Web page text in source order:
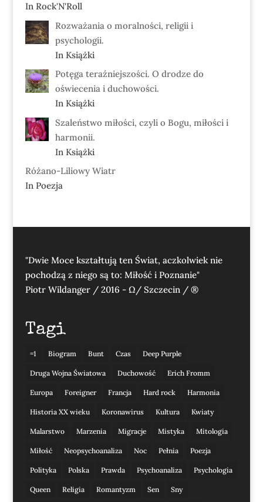
In Rock'N'Roll
Rozważania o moralności, religii i
psychologii.
In Książki
Potęga teraźniejszości. O drodze do
oświecenia i duchowości.
In Książki
Szaleństwo miłości, czyli o Bogu, miłości i
harmonii.
In Książki
Różano-Liliowy Wiatr
In Poezja
"Dwie Moce kształtują ten Świat, aczkolwiek nie
pochodzą z niego są to: Miłość i Poznanie"
Piotr Wildanger / 2016 - Ω/ Szczecin / ®
Tagi
=1 Biogram Bunt Czas Deep Purple
Druga Wojna Światowa Duchowość Erich Fromm
Europa Foreigner Francja Hard rock Harmonia
Historia XX wieku Koronawirus Kultura Kwiaty
Malarstwo Marzenia Migracje Mistyka Mitologia
Miłość Neopsychoanaliza Noc Pełnia Poezja
Polityka Polska Prawda Psychoanaliza Psychologia
Queen Religia Romantyzm Sen Sny